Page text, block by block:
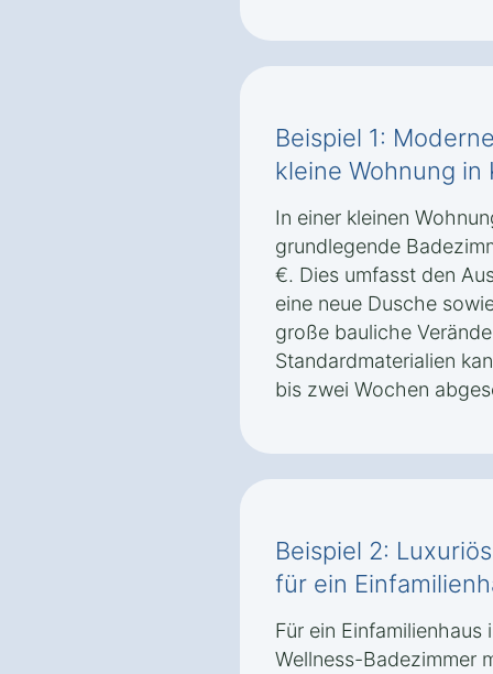
Beispiel 1:
kleine Wohnung in
In einer kleinen
grundlegende
€. Dies umfasst den
eine neue Dusche
große bauliche
Standardmaterialien
bis zwei Wochen
Beispiel 2:
für ein
Für ein Einfamilienhaus
Wellness-Badezimmer